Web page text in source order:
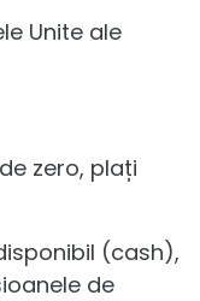
Unite ale
zero, plați
(cash),
de